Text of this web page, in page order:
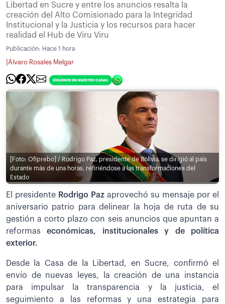
Libertad en Sucre y entre los anuncios resalta la
creación del Alto Comisionado para la Integridad
Institucional y la Justicia y los recursos para hacer
realidad el Hub de Viru Viru
Publicación: Hace 1 hora
Álvaro Rosales Melgar
[Foto: Ofiprebo] / Rodrigo Paz, presidente de Bolivia, se dirigió al país
durante más de una horas, refiriéndose a las transformaciones del
Estado
El presidente Rodrigo Paz aprovechó su mensaje por el
aniversario patrio para delinear la hoja de ruta de su
gestión a corto plazo con seis anuncios que apuntan a
reformaseconómicas, institucionales y de política
exterior.
Desde la Casa de la Libertad, en Sucre, confirmó el
envío de nuevas leyes, la creación de una instancia
para impulsar la transparencia y la justicia, el
seguimiento a las reformas y una estrategia para